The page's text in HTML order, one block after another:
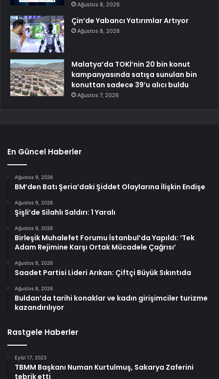
Ağustos 8, 2026
Çin’de Yabancı Yatırımlar Artıyor
Ağustos 8, 2026
Malatya’da TOKİ’nin 20 bin konut
kampanyasında satışa sunulan bin
konuttan sadece 39’u alıcı buldu
Ağustos 7, 2026
En Güncel Haberler
Ağustos 9, 2026
BM’den Batı Şeria’daki Şiddet Olaylarına İlişkin Endişe
Ağustos 9, 2026
Şişli’de Silahlı Saldırı: 1 Yaralı
Ağustos 9, 2026
Birleşik Muhalefet Forumu İstanbul’da Yapıldı: ‘Tek
Adam Rejimine Karşı Ortak Mücadele Çağrısı’
Ağustos 8, 2026
Saadet Partisi Lideri Arıkan: Çiftçi Büyük Sıkıntıda
Ağustos 8, 2026
Buldan’da tarihi konaklar ve kadın girişimciler turizme
kazandırılıyor
Rastgele Haberler
Eylül 17, 2023
TBMM Başkanı Numan Kurtulmuş, Sakarya Zaferini
tebrik etti